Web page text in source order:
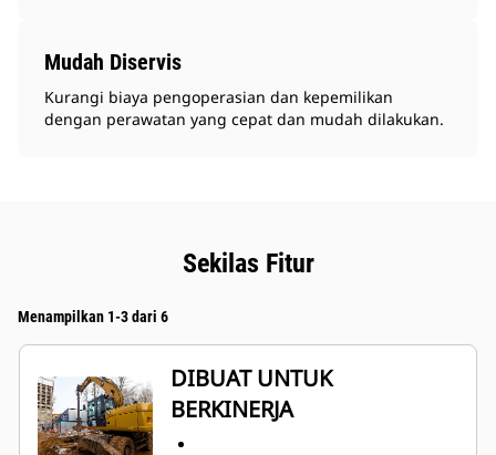
Mudah Diservis
Kurangi biaya pengoperasian dan kepemilikan
dengan perawatan yang cepat dan mudah dilakukan.
Sekilas Fitur
Menampilkan 1-3 dari 6
DIBUAT UNTUK
BERKINERJA